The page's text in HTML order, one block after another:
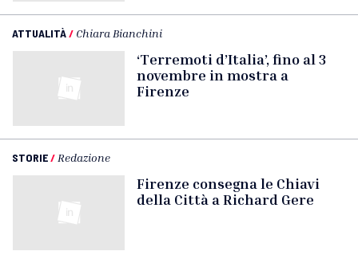
ATTUALITÀ/ Chiara Bianchini
‘Terremoti d’Italia’, fino al 3
novembre in mostra a
Firenze
STORIE/ Redazione
Firenze consegna le Chiavi
della Città a Richard Gere